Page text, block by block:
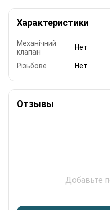
Характеристики
Механічний
клапан
Нет
Різьбове
Нет
Отзывы
Добавьте